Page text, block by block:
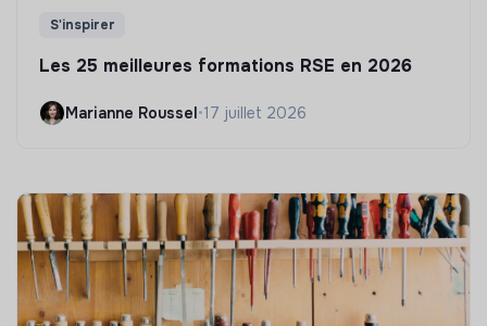
S'inspirer
Les 25 meilleures formations RSE en 2026
Marianne Roussel•17 juillet 2026